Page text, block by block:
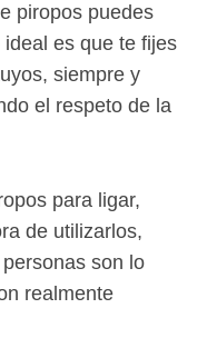
piropos puedes
es que te fijes
siempre y
el respeto de la
para ligar,
de utilizarlos,
son lo
realmente